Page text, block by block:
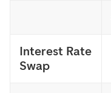
Interest Rate
Swap